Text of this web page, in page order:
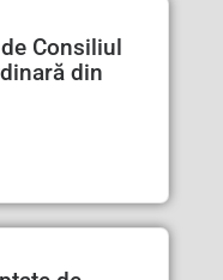
Consiliul
din